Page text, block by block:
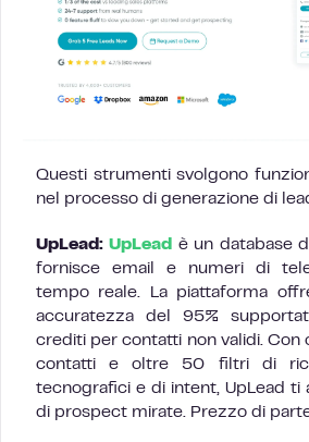
Questi strumenti svolgono
nel processo di generazione di
UpLead: UpLead
è un database
fornisce email e numeri di
tempo reale. La piattaforma
accuratezza del 95%
crediti per contatti non validi. Con
contatti e oltre 50 filtri di
tecnografici e di intent, UpLead ti
di prospect mirate. Prezzo di